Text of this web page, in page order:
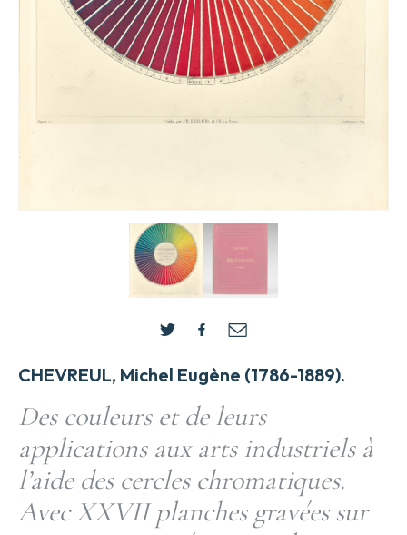
CHEVREUL, Michel Eugène (1786-1889).
Des couleurs et de leurs
applications aux arts industriels à
l’aide des cercles chromatiques.
Avec XXVII planches gravées sur